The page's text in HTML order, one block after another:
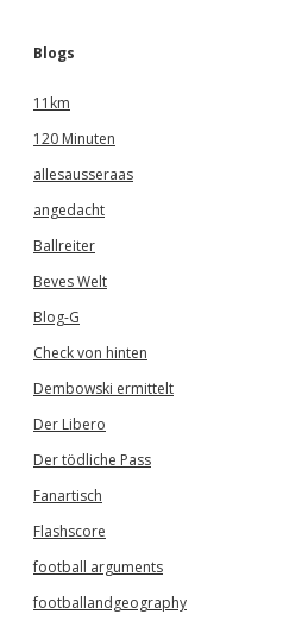
Blogs
11km
120 Minuten
allesausseraas
angedacht
Ballreiter
Beves Welt
Blog-G
Check von hinten
Dembowski ermittelt
Der Libero
Der tödliche Pass
Fanartisch
Flashscore
football arguments
footballandgeography